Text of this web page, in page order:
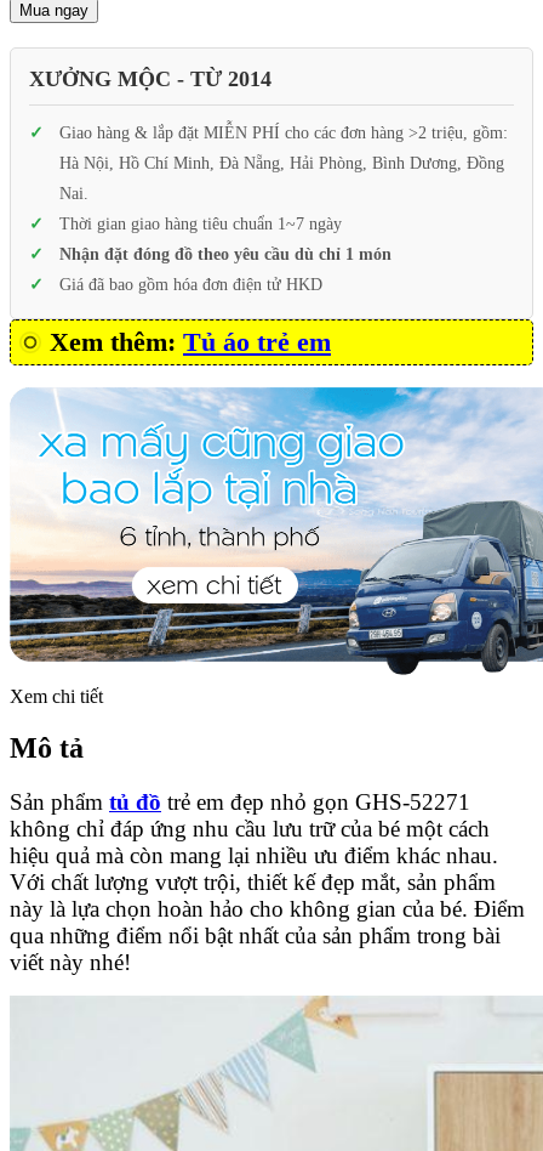
Mua ngay
XƯỞNG MỘC - TỪ 2014
Giao hàng & lắp đặt MIỄN PHÍ cho các đơn hàng >2 triệu, gồm:
Hà Nội, Hồ Chí Minh, Đà Nẵng, Hải Phòng, Bình Dương, Đồng
Nai.
Thời gian giao hàng tiêu chuẩn 1~7 ngày
Nhận đặt đóng đồ theo yêu cầu dù chỉ 1 món
Giá đã bao gồm hóa đơn điện tử HKD
Xem thêm: Tủ áo trẻ em
Xem chi tiết
Mô tả
Sản phẩm tủ đồ trẻ em đẹp nhỏ gọn GHS-52271
không chỉ đáp ứng nhu cầu lưu trữ của bé một cách
hiệu quả mà còn mang lại nhiều ưu điểm khác nhau.
Với chất lượng vượt trội, thiết kế đẹp mắt, sản phẩm
này là lựa chọn hoàn hảo cho không gian của bé. Điểm
qua những điểm nổi bật nhất của sản phẩm trong bài
viết này nhé!